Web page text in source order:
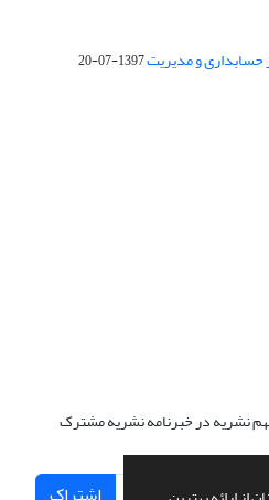
و مدیریت1397-07-20
نشریه در خبرنامه نشریه مشترک